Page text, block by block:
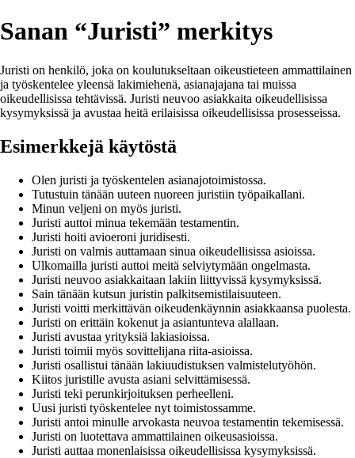
Sanan “Juristi” merkitys
Juristi on henkilö, joka on koulutukseltaan oikeustieteen ammattilainen
ja työskentelee yleensä lakimiehenä, asianajajana tai muissa
oikeudellisissa tehtävissä. Juristi neuvoo asiakkaita oikeudellisissa
kysymyksissä ja avustaa heitä erilaisissa oikeudellisissa prosesseissa.
Esimerkkejä käytöstä
Olen juristi ja työskentelen asianajotoimistossa.
Tutustuin tänään uuteen nuoreen juristiin työpaikallani.
Minun veljeni on myös juristi.
Juristi auttoi minua tekemään testamentin.
Juristi hoiti avioeroni juridisesti.
Juristi on valmis auttamaan sinua oikeudellisissa asioissa.
Ulkomailla juristi auttoi meitä selviytymään ongelmasta.
Juristi neuvoo asiakkaitaan lakiin liittyvissä kysymyksissä.
Sain tänään kutsun juristin palkitsemistilaisuuteen.
Juristi voitti merkittävän oikeudenkäynnin asiakkaansa puolesta.
Juristi on erittäin kokenut ja asiantunteva alallaan.
Juristi avustaa yrityksiä lakiasioissa.
Juristi toimii myös sovittelijana riita-asioissa.
Juristi osallistui tänään lakiuudistuksen valmistelutyöhön.
Kiitos juristille avusta asiani selvittämisessä.
Juristi teki perunkirjoituksen perheelleni.
Uusi juristi työskentelee nyt toimistossamme.
Juristi antoi minulle arvokasta neuvoa testamentin tekemisessä.
Juristi on luotettava ammattilainen oikeusasioissa.
Juristi auttaa monenlaisissa oikeudellisissa kysymyksissä.